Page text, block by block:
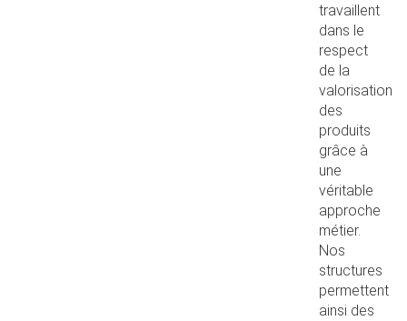
travaillent
dans le
respect
de la
valorisation
des
produits
grâce à
une
véritable
approche
métier.
Nos
structures
permettent
ainsi des